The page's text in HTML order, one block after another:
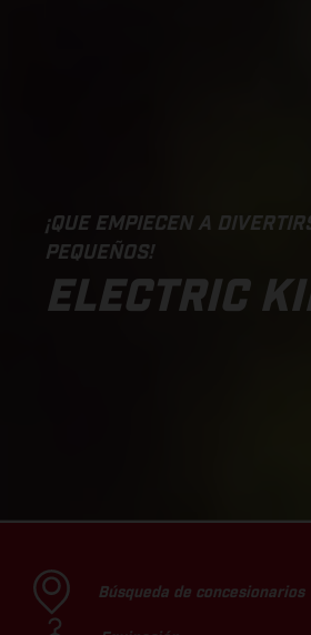
¡QUE EMPIECEN A
PEQUEÑOS!
ELECTRIC
Búsqueda de concesionarios